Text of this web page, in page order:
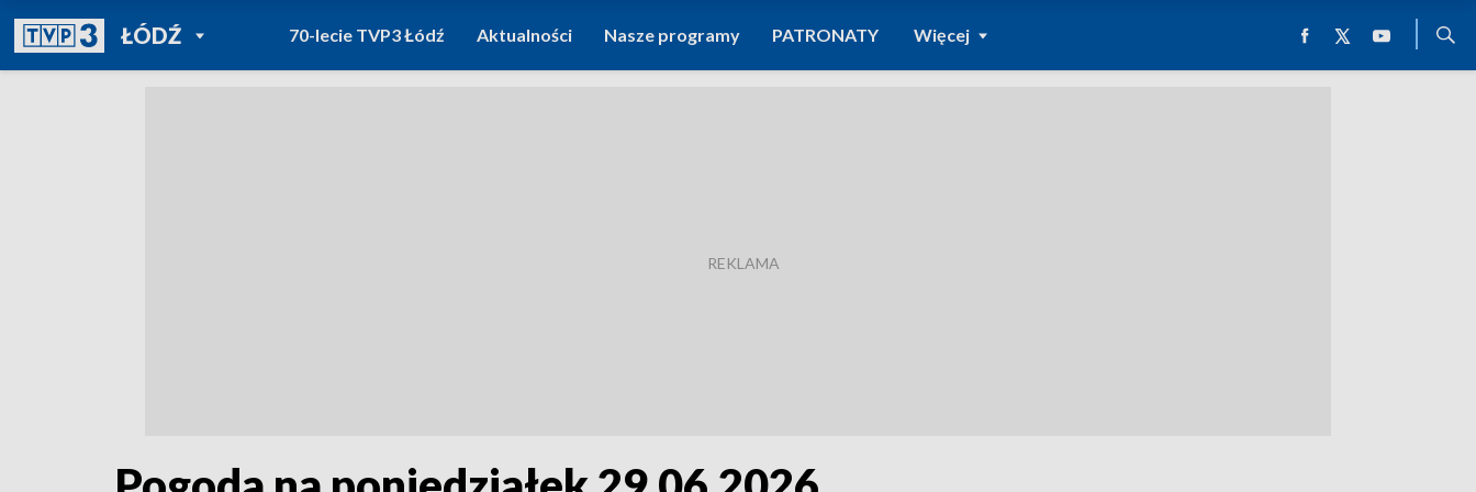
ŁÓDŹPOWRÓT DO
TVP REGIONY
70-lecie TVP3 Łódź Aktualności Nasze programy PATRONATY Więcej